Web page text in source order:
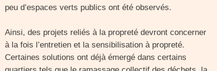
peu d’espaces verts publics ont été observés.
Ainsi, des projets reliés à la propreté devront concerner
à la fois l’entretien et la sensibilisation à propreté.
Certaines solutions ont déjà émergé dans certains